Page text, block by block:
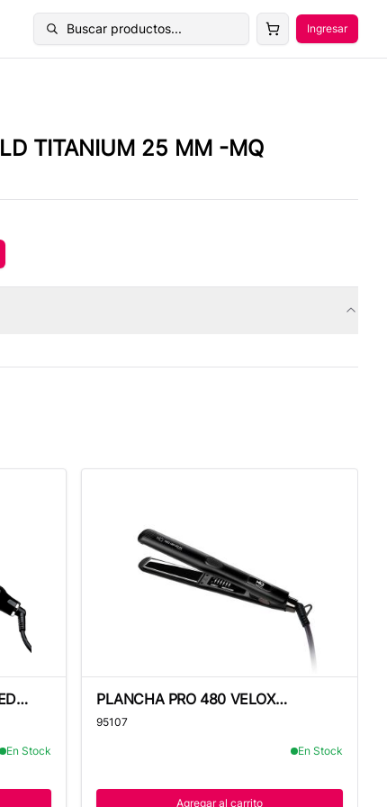
Buscar productos...
Buscar productos Ingresar
TITANIUM 25 MM -MQ
En Stock
PLANCHA PRO 480 VELOX
95107
En Stock
Agregar al carrito